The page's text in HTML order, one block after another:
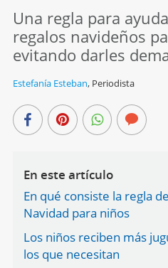
Una regla para
regalos navideños
evitando darles
Estefanía Esteban, Periodista
En este artículo
En qué consiste la regla
Navidad para niños
Los niños reciben más
los que necesitan